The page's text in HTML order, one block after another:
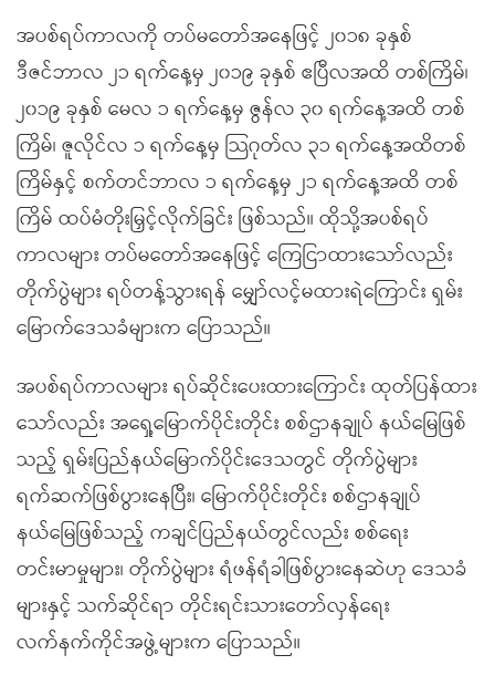
အပစ်ရပ်ကာလကို တပ်မတော်အနေဖြင့် ၂၀၁၈ ခုနှစ်
ဒီဇင်ဘာလ ၂၁ ရက်နေ့မှ ၂၀၁၉ ခုနှစ် ဧပြီလအထိ တစ်ကြိမ်၊
၂၀၁၉ ခုနှစ် မေလ ၁ ရက်နေ့မှ ဇွန်လ ၃၀ ရက်နေ့အထိ တစ်
ကြိမ်၊ ဇူလိုင်လ ၁ ရက်နေ့မှ သြဂုတ်လ ၃၁ ရက်နေ့အထိတစ်
ကြိမ်နှင့် စက်တင်ဘာလ ၁ ရက်နေ့မှ ၂၁ ရက်နေ့အထိ တစ်
ကြိမ် ထပ်မံတိုးမြှင့်လိုက်ခြင်း ဖြစ်သည်။ ထိုသို့အပစ်ရပ်
ကာလများ တပ်မတော်အနေဖြင့် ကြေငြာထားသော်လည်း
တိုက်ပွဲများ ရပ်တန့်သွားရန် မျှော်လင့်မထားရဲကြောင်း ရှမ်း
မြောက်ဒေသခံများက ပြောသည်။
အပစ်ရပ်ကာလများ ရပ်ဆိုင်းပေးထားကြောင်း ထုတ်ပြန်ထား
သော်လည်း အရှေ့မြောက်ပိုင်းတိုင်း စစ်ဌာနချုပ် နယ်မြေဖြစ်
သည့် ရှမ်းပြည်နယ်မြောက်ပိုင်းဒေသတွင် တိုက်ပွဲများ
ရက်ဆက်ဖြစ်ပွားနေပြီး၊ မြောက်ပိုင်းတိုင်း စစ်ဌာနချုပ်
နယ်မြေဖြစ်သည့် ကချင်ပြည်နယ်တွင်လည်း စစ်ရေး
တင်းမာမှုများ၊ တိုက်ပွဲများ ရံဖန်ရံခါဖြစ်ပွားနေဆဲဟု ဒေသခံ
များနှင့် သက်ဆိုင်ရာ တိုင်းရင်းသားတော်လှန်ရေး
လက်နက်ကိုင်အဖွဲ့များက ပြောသည်။